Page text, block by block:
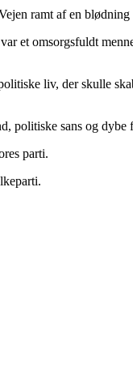
ramt af en
et omsorgsfuldt
liv, der skulle
politiske sans og
parti.